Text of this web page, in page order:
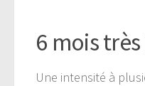
6 mois
Une intensité à